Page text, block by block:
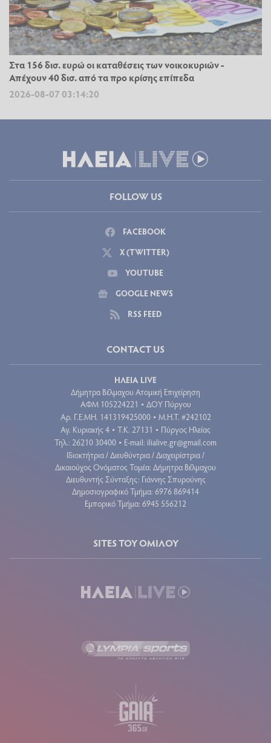
Στα 156 δισ. ευρώ οι καταθέσεις των νοικοκυριών -
Απέχουν 40 δισ. από τα προ κρίσης επίπεδα
2026-08-07 03:14:20
FOLLOW US
FACEBOOK
X (TWITTER)
YOUTUBE
GOOGLE NEWS
RSS FEED
CONTACT US
ΗΛΕΙΑ LIVE
Δήμητρα Βέλμαχου Ατομική Επιχείρηση
ΑΦΜ 105224221 • ΔΟΥ Πύργου
Aρ. Γ.Ε.ΜΗ. 141319425000 • Μ.Η.Τ. #242102
Αγ. Κυριακής 4 • Τ.Κ. 27131 • Πύργος Ηλείας
Τηλ.: 26210 30400 • E-mail: ilialive.gr@gmail.com
Ιδιοκτήτρια / Διευθύντρια / Διαχειρίστρια /
Δικαιούχος Ονόματος Τομέα: Δήμητρα Βέλμαχου
Διευθυντής Σύνταξης: Γιάννης Σπυρούνης
Δημοσιογραφικό Τμήμα: 6976 869414
Εμπορικό Τμήμα: 6945 556212
SITES ΤΟΥ ΟΜΙΛΟΥ